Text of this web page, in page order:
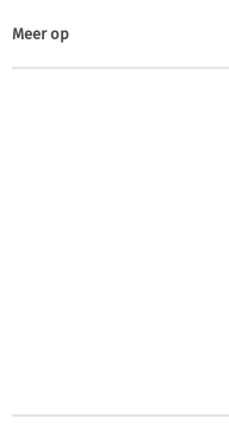
Meer op